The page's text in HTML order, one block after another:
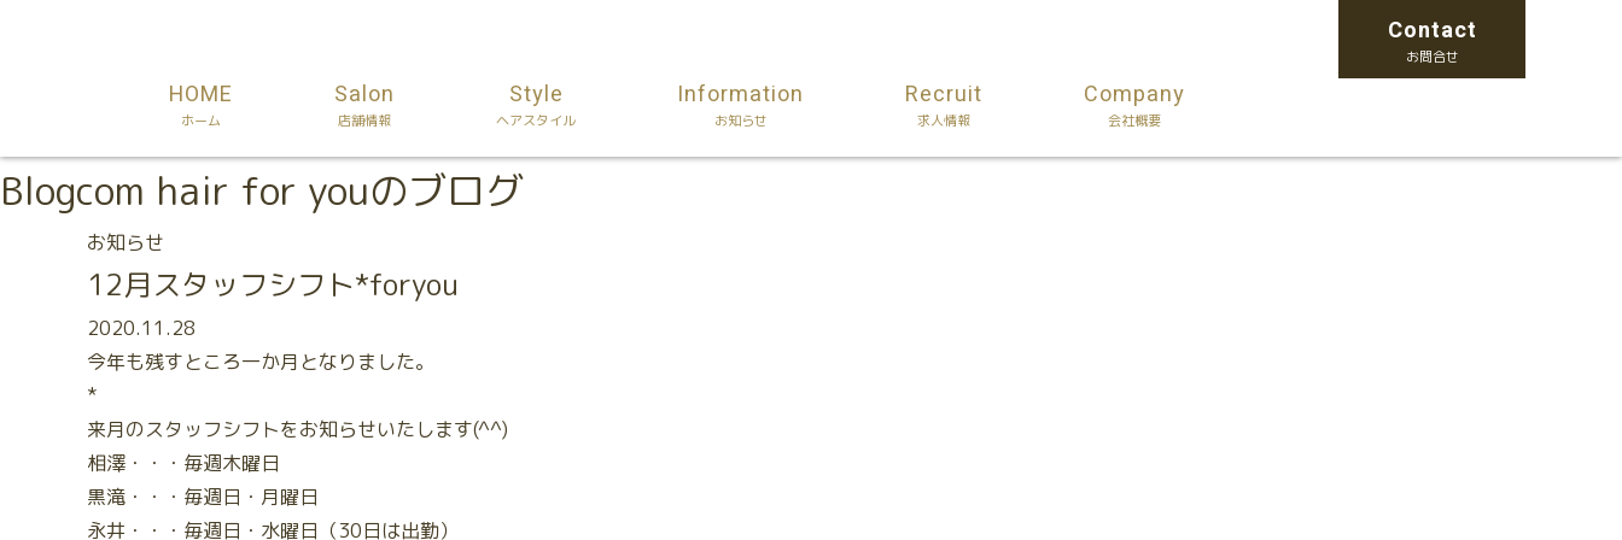
Contact
お問合せ
HOME
ホーム
Salon
店舗情報
Style
ヘアスタイル
Information
お知らせ
Recruit
求人情報
Company
会社概要
Blogcom hair for youのブログ
お知らせ
12月スタッフシフト*foryou
2020.11.28
今年も残すところ一か月となりました。
*
来月のスタッフシフトをお知らせいたします(^^)
相澤・・・毎週木曜日
黒滝・・・毎週日・月曜日
永井・・・毎週日・水曜日（30日は出勤）